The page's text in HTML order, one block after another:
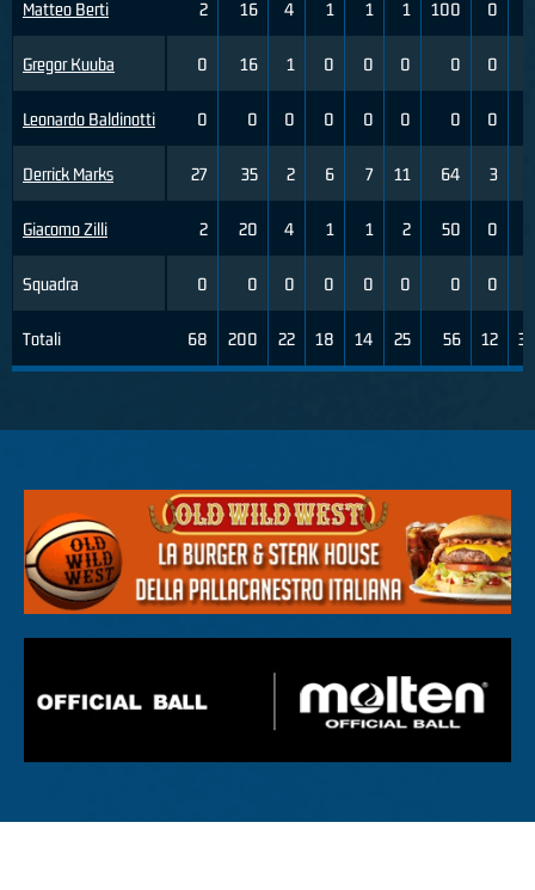
Matteo Berti
Gregor Kuuba
Leonardo Baldinotti
Derrick Marks
Giacomo Zilli
Squadra
Totali
2 16 4 1 1 1 100 0
0 16 1 0 0 0 0 0
0 0 0 0 0 0 0 0
27 35 2 6 7 11 64 3
2 20 4 1 1 2 50 0
0 0 0 0 0 0 0 0
68 200 22 18 14 25 56 12